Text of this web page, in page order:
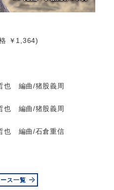
￥1,364)
也 編曲/猪股義周
也 編曲/猪股義周
也 編曲/石倉重信
ス一覧